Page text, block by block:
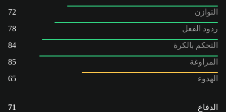
التوازن
72
ردود الفعل
78
التحكم بالكرة
84
المراوغة
85
الهدوء
65
الدفاع
71